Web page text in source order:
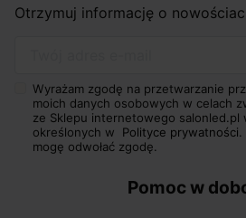
Otrzymuj informację o
Wyrażam zgodę na przetwarzanie
moich danych osobowych w celach
ze Sklepu internetowego salonled.pl
określonych w Polityce prywatności.
mogę odwołać zgodę.
Pomoc w